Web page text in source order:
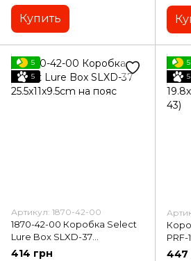
Купить
5
5
Артикул: 1870-42-00
1870-42-00 Коробка Select
Lure Box SLXD-37
25.5x11x9.5cm на пояс
414 грн
5
5
PRF-
447